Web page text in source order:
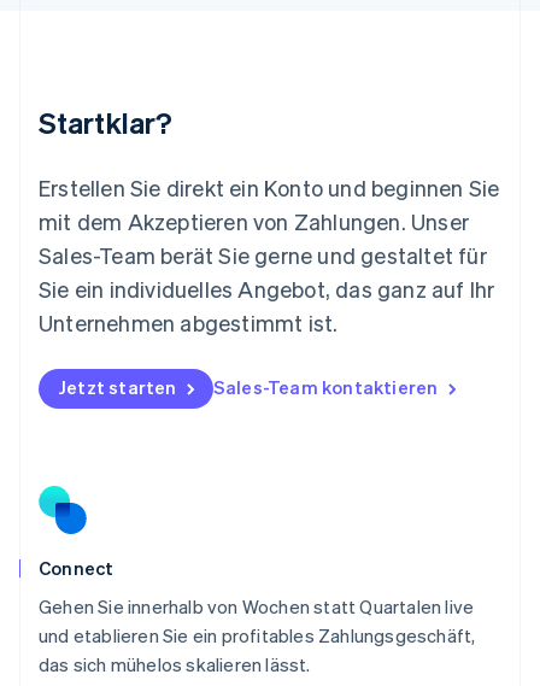
Startklar?
Erstellen Sie direkt ein Konto und beginnen Sie
mit dem Akzeptieren von Zahlungen. Unser
Sales-Team berät Sie gerne und gestaltet für
Sie ein individuelles Angebot, das ganz auf Ihr
Unternehmen abgestimmt ist.
Jetzt starten Sales-Team kontaktieren
Connect
Gehen Sie innerhalb von Wochen statt Quartalen live
und etablieren Sie ein profitables Zahlungsgeschäft,
das sich mühelos skalieren lässt.
Mexiko
English
Niederlande
Nederlands English
Norwegen
English
Österreich
Polen
English
Portugal
Schweden
Svenska
Schweiz
Singapur
English简体中文
Slowakei